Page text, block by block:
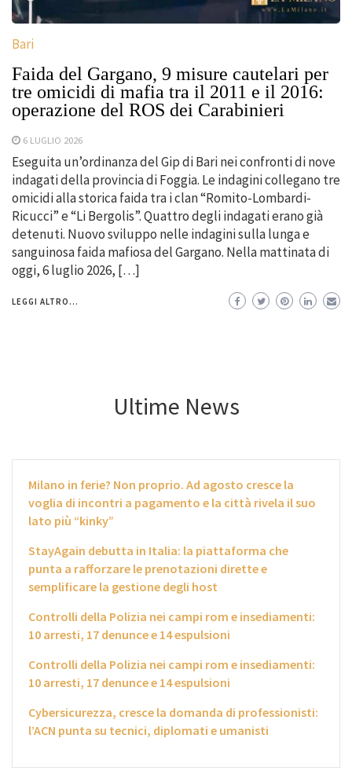
Bari
Faida del Gargano, 9 misure cautelari per
tre omicidi di mafia tra il 2011 e il 2016:
operazione del ROS dei Carabinieri
6 LUGLIO 2026
Eseguita un’ordinanza del Gip di Bari nei confronti di nove
indagati della provincia di Foggia. Le indagini collegano tre
omicidi alla storica faida tra i clan “Romito-Lombardi-
Ricucci” e “Li Bergolis”. Quattro degli indagati erano già
detenuti. Nuovo sviluppo nelle indagini sulla lunga e
sanguinosa faida mafiosa del Gargano. Nella mattinata di
oggi, 6 luglio 2026, […]
LEGGI ALTRO...
Ultime News
Milano in ferie? Non proprio. Ad agosto cresce la
voglia di incontri a pagamento e la città rivela il suo
lato più “kinky”
StayAgain debutta in Italia: la piattaforma che
punta a rafforzare le prenotazioni dirette e
semplificare la gestione degli host
Controlli della Polizia nei campi rom e insediamenti:
10 arresti, 17 denunce e 14 espulsioni
Controlli della Polizia nei campi rom e insediamenti:
10 arresti, 17 denunce e 14 espulsioni
Cybersicurezza, cresce la domanda di professionisti:
l’ACN punta su tecnici, diplomati e umanisti